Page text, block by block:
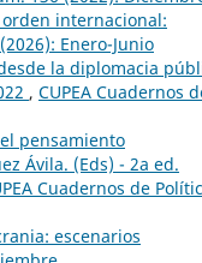
internacional:
Enero-Junio
la diplomacia
, CUPEA Cuadernos
pensamiento
Ávila. (Eds) - 2a ed.
Cuadernos de
escenarios